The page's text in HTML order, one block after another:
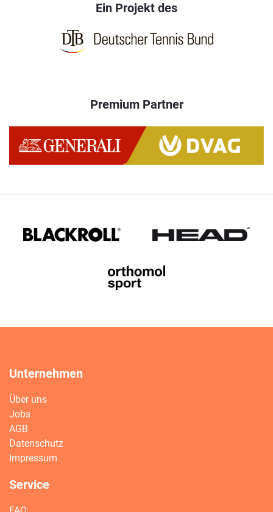
Ein Projekt des
Premium Partner
Unternehmen
Über uns
Jobs
AGB
Datenschutz
Impressum
Service